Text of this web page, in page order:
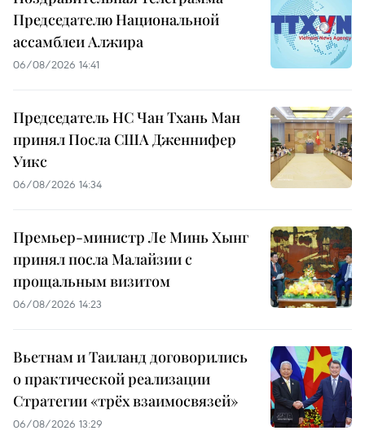
Председателю Национальной
ассамблеи Алжира
06/08/2026 14:41
Председатель НС Чан Тхань Ман
принял Посла США Дженнифер
Уикс
06/08/2026 14:34
Премьер-министр Ле Минь Хынг
принял посла Малайзии с
прощальным визитом
06/08/2026 14:23
Вьетнам и Таиланд договорились
о практической реализации
Стратегии «трёх взаимосвязей»
06/08/2026 13:29